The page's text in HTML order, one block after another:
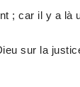
; car il y a
sur la